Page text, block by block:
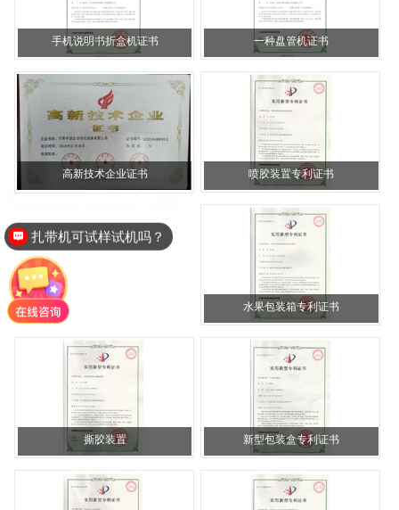
手机说明书折盒机证书 一种盘管机证书
高新技术企业证书 喷胶装置专利证书
水果包装箱专利证书
撕胶装置 新型包装盒专利证书
扎带机可试样试机吗？